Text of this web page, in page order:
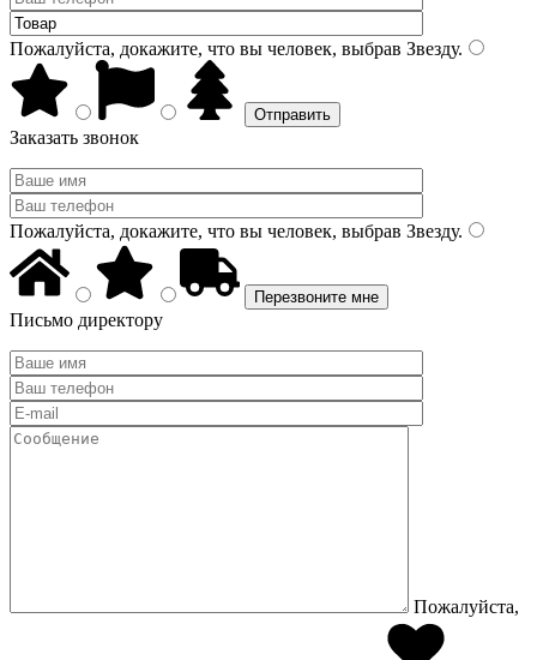
Пожалуйста, докажите, что вы человек, выбрав Звезду.
Заказать звонок
Пожалуйста, докажите, что вы человек, выбрав Звезду.
Письмо директору
Пожалуйста,